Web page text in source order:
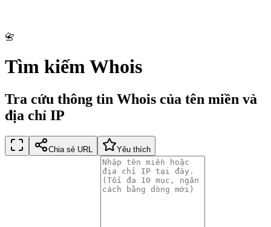
📇
Tìm kiếm Whois
Tra cứu thông tin Whois của tên miền và
địa chỉ IP
Chia sẻ URL Yêu thích